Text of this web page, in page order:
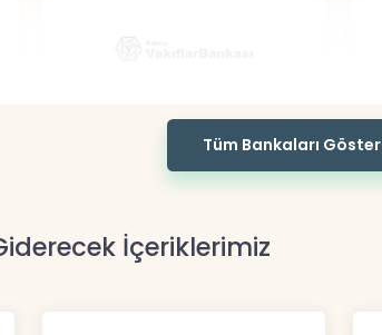
Tüm Bankaları Göster
İçeriklerimiz